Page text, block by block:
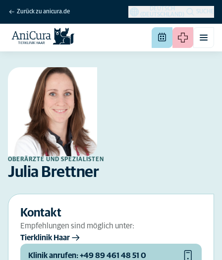
Zurück zu anicura.de
DEUTSCH
(DEUTSCHLAND)
SUCHE
OBERÄRZTE UND SPEZIALISTEN
Julia Brettner
Kontakt
Empfehlungen sind möglich unter:
Tierklinik Haar
Klinik anrufen: +49 89 461 48 51 0